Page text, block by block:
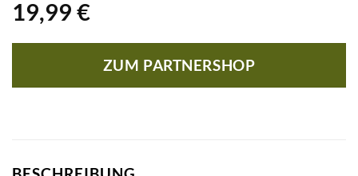
19,99 €
ZUM PARTNERSHOP